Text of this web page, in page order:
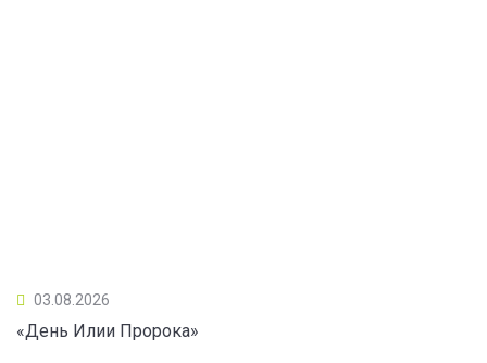
03.08.2026
«День Илии Пророка»